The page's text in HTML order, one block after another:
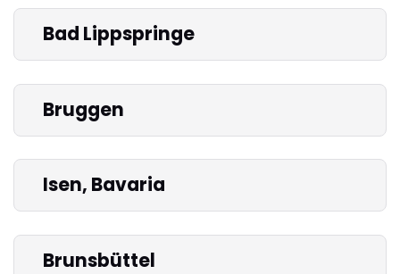
Bad Lippspringe
Bruggen
Isen, Bavaria
Brunsbüttel